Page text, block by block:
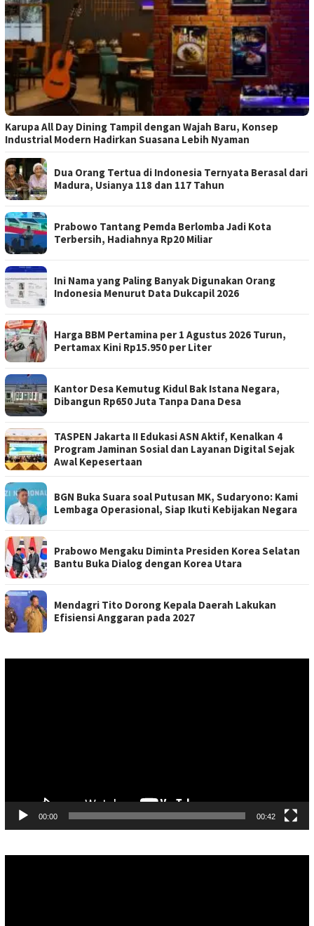
Karupa All Day Dining Tampil dengan Wajah Baru, Konsep
Industrial Modern Hadirkan Suasana Lebih Nyaman
Dua Orang Tertua di Indonesia Ternyata Berasal dari
Madura, Usianya 118 dan 117 Tahun
Prabowo Tantang Pemda Berlomba Jadi Kota
Terbersih, Hadiahnya Rp20 Miliar
Ini Nama yang Paling Banyak Digunakan Orang
Indonesia Menurut Data Dukcapil 2026
Harga BBM Pertamina per 1 Agustus 2026 Turun,
Pertamax Kini Rp15.950 per Liter
Kantor Desa Kemutug Kidul Bak Istana Negara,
Dibangun Rp650 Juta Tanpa Dana Desa
TASPEN Jakarta II Edukasi ASN Aktif, Kenalkan 4
Program Jaminan Sosial dan Layanan Digital Sejak
Awal Kepesertaan
BGN Buka Suara soal Putusan MK, Sudaryono: Kami
Lembaga Operasional, Siap Ikuti Kebijakan Negara
Prabowo Mengaku Diminta Presiden Korea Selatan
Bantu Buka Dialog dengan Korea Utara
Mendagri Tito Dorong Kepala Daerah Lakukan
Efisiensi Anggaran pada 2027
00:00 00:42